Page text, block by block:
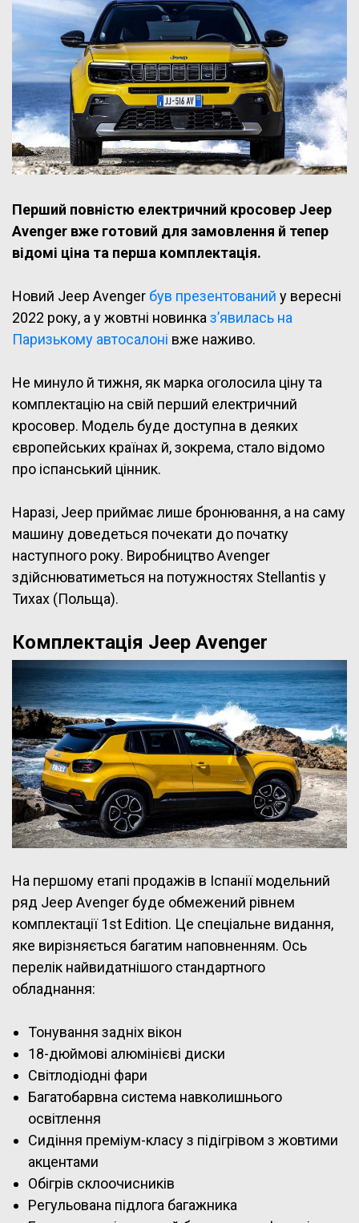
Перший повністю електричний кросовер Jeep
Avenger вже готовий для замовлення й тепер
відомі ціна та перша комплектація.
Новий Jeep Avenger був презентований у вересні
2022 року, а у жовтні новинка з’явилась на
Паризькому автосалоні вже наживо.
Не минуло й тижня, як марка оголосила ціну та
комплектацію на свій перший електричний
кросовер. Модель буде доступна в деяких
європейських країнах й, зокрема, стало відомо
про іспанський цінник.
Наразі, Jeep приймає лише бронювання, а на саму
машину доведеться почекати до початку
наступного року. Виробництво Avenger
здійснюватиметься на потужностях Stellantis у
Тихах (Польща).
Комплектація Jeep Avenger
На першому етапі продажів в Іспанії модельний
ряд Jeep Avenger буде обмежений рівнем
комплектації 1st Edition. Це спеціальне видання,
яке вирізняється багатим наповненням. Ось
перелік найвидатнішого стандартного
обладнання:
Тонування задніх вікон
18-дюймові алюмінієві диски
Світлодіодні фари
Багатобарвна система навколишнього
освітлення
Сидіння преміум-класу з підігрівом з жовтими
акцентами
Обігрів склоочисників
Регульована підлога багажника